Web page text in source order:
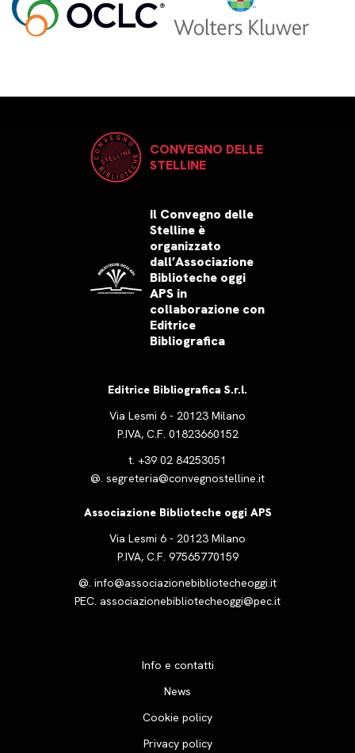
CONVEGNO DELLE
STELLINE
Il Convegno delle
Stelline è
organizzato
dall’Associazione
Biblioteche oggi
APS in
collaborazione con
Editrice
Bibliografica
Editrice Bibliografica S.r.l.
Via Lesmi 6 - 20123 Milano
P.IVA, C.F. 01823660152
t. +39 02 84253051
@. segreteria@convegnostelline.it
Associazione Biblioteche oggi APS
Via Lesmi 6 - 20123 Milano
P.IVA, C.F. 97565770159
@. info@associazionebibliotecheoggi.it
PEC. associazionebibliotecheoggi@pec.it
Info e contatti
News
Cookie policy
Privacy policy